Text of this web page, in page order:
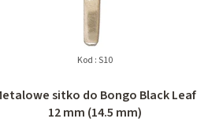
sitko do Bongo Black Leaf
12 mm (14.5 mm)
Kod :S10